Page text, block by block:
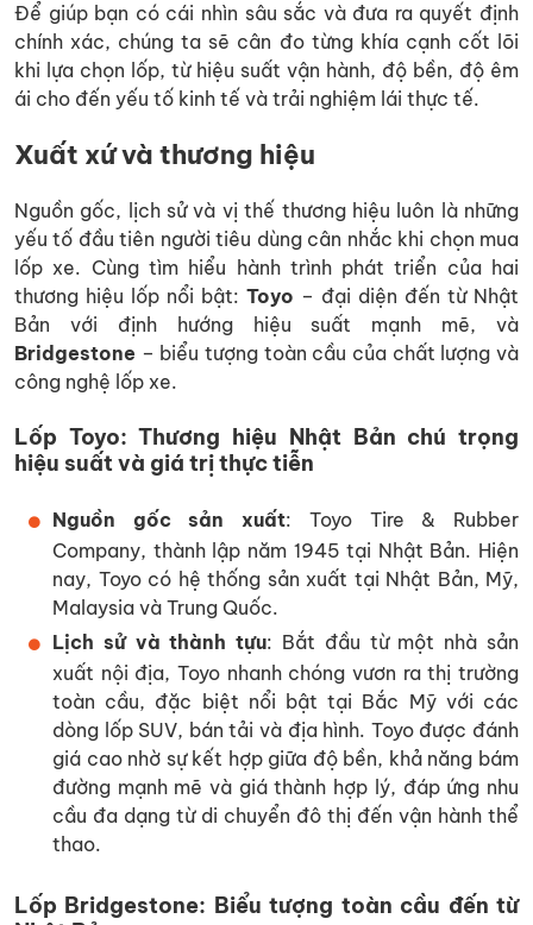
Để giúp bạn có cái nhìn sâu sắc và đưa ra quyết định
chính xác, chúng ta sẽ cân đo từng khía cạnh cốt lõi
khi lựa chọn lốp, từ hiệu suất vận hành, độ bền, độ êm
ái cho đến yếu tố kinh tế và trải nghiệm lái thực tế.
Xuất xứ và thương hiệu
Nguồn gốc, lịch sử và vị thế thương hiệu luôn là những
yếu tố đầu tiên người tiêu dùng cân nhắc khi chọn mua
lốp xe. Cùng tìm hiểu hành trình phát triển của hai
thương hiệu lốp nổi bật: Toyo – đại diện đến từ Nhật
Bản với định hướng hiệu suất mạnh mẽ, và
Bridgestone – biểu tượng toàn cầu của chất lượng và
công nghệ lốp xe.
Lốp Toyo: Thương hiệu Nhật Bản chú trọng
hiệu suất và giá trị thực tiễn
Nguồn gốc sản xuất: Toyo Tire & Rubber
Company, thành lập năm 1945 tại Nhật Bản. Hiện
nay, Toyo có hệ thống sản xuất tại Nhật Bản, Mỹ,
Malaysia và Trung Quốc.
Lịch sử và thành tựu: Bắt đầu từ một nhà sản
xuất nội địa, Toyo nhanh chóng vươn ra thị trường
toàn cầu, đặc biệt nổi bật tại Bắc Mỹ với các
dòng lốp SUV, bán tải và địa hình. Toyo được đánh
giá cao nhờ sự kết hợp giữa độ bền, khả năng bám
đường mạnh mẽ và giá thành hợp lý, đáp ứng nhu
cầu đa dạng từ di chuyển đô thị đến vận hành thể
thao.
Lốp Bridgestone: Biểu tượng toàn cầu đến từ